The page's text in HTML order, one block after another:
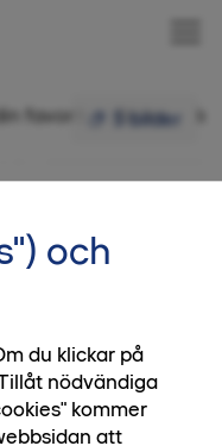
5 bilder
favorit Bilder
år
mellan 19
bo utan
motsvarar nära
ekonomiskt
och
du klickar på
nödvändiga
kommer
att